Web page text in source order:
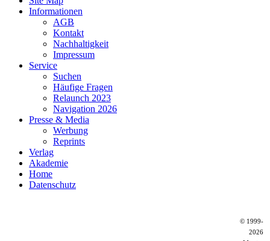
Informationen
AGB
Kontakt
Nachhaltigkeit
Impressum
Service
Suchen
Häufige Fragen
Relaunch 2023
Navigation 2026
Presse & Media
Werbung
Reprints
Verlag
Akademie
Home
Datenschutz
© 1999-
2026